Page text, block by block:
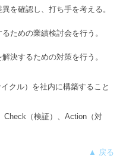
を確認し、打ち手を考える。
ための業績検討会を行う。
決するための対策を行う。
クル）を社内に構築すること
Check（検証）、Action（対
▲ 戻る